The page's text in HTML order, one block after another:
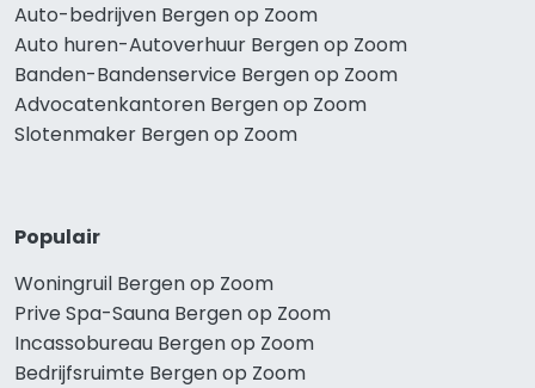
Auto-bedrijven Bergen op Zoom
Auto huren-Autoverhuur Bergen op Zoom
Banden-Bandenservice Bergen op Zoom
Advocatenkantoren Bergen op Zoom
Slotenmaker Bergen op Zoom
Populair
Woningruil Bergen op Zoom
Prive Spa-Sauna Bergen op Zoom
Incassobureau Bergen op Zoom
Bedrijfsruimte Bergen op Zoom